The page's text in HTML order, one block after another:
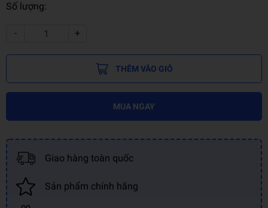
Số lượng:
- +
THÊM VÀO GIỎ
MUA NGAY
Giao hàng toàn quốc
Sản phẩm chính hãng